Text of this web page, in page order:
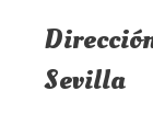
Sevilla